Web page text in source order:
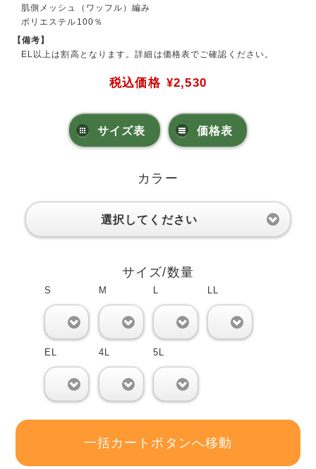
肌側メッシュ（ワッフル）編み
ポリエステル100％
【備考】
EL以上は割高となります。詳細は価格表でご確認ください。
税込価格 ¥2,530
サイズ表 価格表
カラー
選択してください
サイズ/数量
S M L LL
EL 4L 5L
一括カートボタンへ移動